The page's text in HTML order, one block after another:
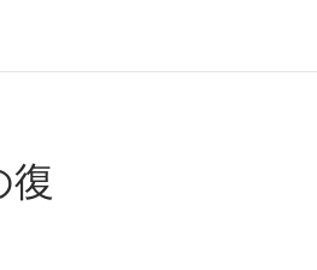
復